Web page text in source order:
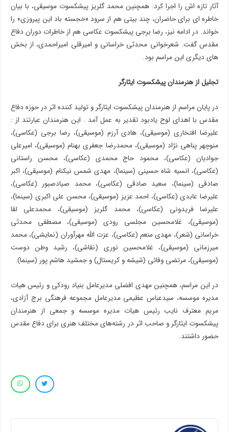
آثار تازه اش را اجرا کرد. همچنین محمد گلریز پیشکسوت موسیقی، با بیان
خاطره ای برای حاضران، چند بیتی هم از سرود «خجسته باد این پیروزی» را
خواند. در ادامه نیز، رضا برجی پیشکسوت عکاسی هم از خاطرات دوران دفاع
مقدس گفت. شعرخوانی محدثی خراسانی و امیرقلی امیراحمدی، از بخش
های دیگری این مراسم بود.
تجلیل از هنرمندان پیشکسوت ایثارگر
در پایان مراسم از هنرمندان پیشکسوت ایثارگر و تولید کننده اثر در حوزه دفاع
مقدس با اهدای لوح یادبود تقدیر به عمل آمد . این هنرمندان عبارتند از :
علیرضا افتخاری (موسیقی)، هادی آرزم (موسیقی)، رضا برجی (عکاسی)،
منوچهر پناهی نژاد (موسیقی)، محمدرضا جعفری بهنام (موسیقی)، امیرعلی
جوادیان (عکاسی)، محمود حاج محمدی (عکاسی)، محسن راستانی
(عکاسی)، انسیه شاه حسینی (سینما)، مهدی شمس نیکنام (موسیقی)، اکبر
صادقی (سینما)، سعید صادقی (عکاسی)، محمد صیادصبور (عکاسی)،
علیرضا عابدی (عکاسی)، احمد عزیز (موسیقی)، محسن علی اکبری (سینما)،
علیرضا فریدونی (عکاسی)، محمد گلریز (موسیقی)، محمدعلی لقا
(موسیقی)، غلامحسین مجلسی رودی (موسیقی)، مصطفی محدثی
خراسانی (شعر)، مهدی منعم (عکاسی)، عزت الله مهرآوران (نمایشی)، محمد
میرزمانی (موسیقی)، غلامحسین نوری (نقاشی)، رشید وطن دوست
(موسیقی)، مرتضی وفائی (شیشه و کریستال) و جمشید هاشم پور (سینما).
در این مراسم، همچنین مهدی افضلی مدیرعامل بنیاد رودکی و رئیس هیات
مدیره موسسه، سیدعباس عظیمی مدیرعامل مجموعه فرهنگی برج آزادی،
مریم معترف نایب رئیس هیات مدیره موسسه و جمعی از هنرمندان
پیشکسوت ایثارگر و صاحب اثر در رشته‌های مختلف هنری برای دفاع مقدس
حضور داشتند.